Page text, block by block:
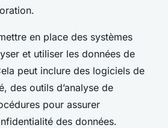
en place des systèmes
et utiliser les données de
peut inclure des logiciels de
des outils d’analyse de
pour assurer
des données.